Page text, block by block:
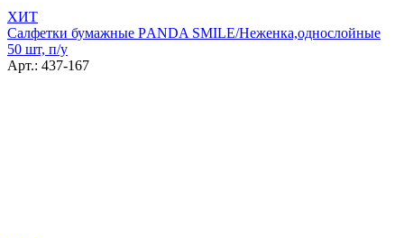
ХИТ
Салфетки бумажные РANDA SMILE/Неженка,однослойные
50 шт, п/у
Арт.: 437-167